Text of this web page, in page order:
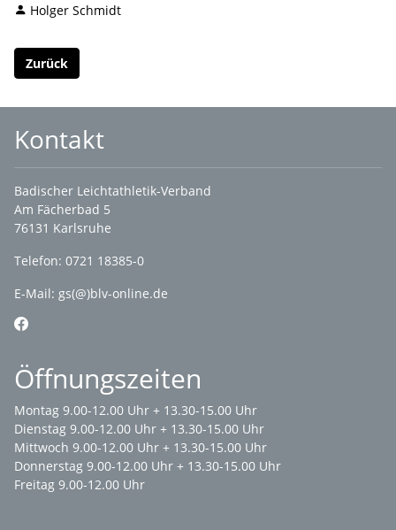
Holger Schmidt
Zurück
Kontakt
Badischer Leichtathletik-Verband
Am Fächerbad 5
76131 Karlsruhe
Telefon: 0721 18385-0
E-Mail: gs(@)blv-online.de
Öffnungszeiten
Montag 9.00-12.00 Uhr + 13.30-15.00 Uhr
Dienstag 9.00-12.00 Uhr + 13.30-15.00 Uhr
Mittwoch 9.00-12.00 Uhr + 13.30-15.00 Uhr
Donnerstag 9.00-12.00 Uhr + 13.30-15.00 Uhr
Freitag 9.00-12.00 Uhr